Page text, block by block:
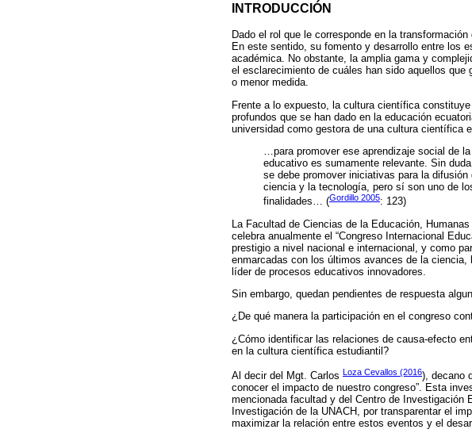
INTRODUCCIÓN
Dado el rol que le corresponde en la
En este sentido, su fomento y desarrollo entre los
académica. No obstante, la amplia gama y
el esclarecimiento de cuáles han sido aquellos
o menor medida.
Frente a lo expuesto, la cultura científica
profundos que se han dado en la educación
universidad como gestora de una cultura científica
…para promover ese aprendizaje social de
educativo es sumamente relevante. Sin
se debe promover iniciativas para la
ciencia y la tecnología, pero sí son uno de
finalidades… (Gordillo 2005: 123)
La Facultad de Ciencias de la Educación,
celebra anualmente el “Congreso Internacional
prestigio a nivel nacional e internacional, y como
enmarcadas con los últimos avances de la
líder de procesos educativos innovadores.
Sin embargo, quedan pendientes de respuesta
¿De qué manera la participación en el congreso
¿Cómo identificar las relaciones de causa-efecto
en la cultura científica estudiantil?
Al decir del Mgt. Carlos Loza Cevallos (2016), decano
conocer el impacto de nuestro congreso”. Esta
mencionada facultad y del Centro de Investigación
Investigación de la UNACH, por transparentar el
maximizar la relación entre estos eventos y el